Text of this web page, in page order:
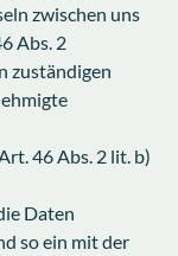
zwischen uns
Abs. 2
zuständigen
46 Abs. 2 lit. b)
Daten
so ein mit der